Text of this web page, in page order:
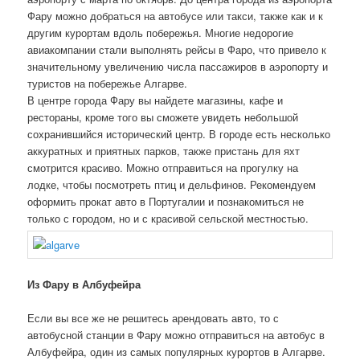
Фару можно добраться на автобусе или такси, также как и к
другим курортам вдоль побережья. Многие недорогие
авиакомпании стали выполнять рейсы в Фаро, что привело к
значительному увеличению числа пассажиров в аэропорту и
туристов на побережье Алгарве.
В центре города Фару вы найдете магазины, кафе и
рестораны, кроме того вы сможете увидеть небольшой
сохранившийся исторический центр. В городе есть несколько
аккуратных и приятных парков, также пристань для яхт
смотрится красиво. Можно отправиться на прогулку на
лодке, чтобы посмотреть птиц и дельфинов. Рекомендуем
оформить прокат авто в Португалии и познакомиться не
только с городом, но и с красивой сельской местностью.
Из Фару в Албуфейра
Если вы все же не решитесь арендовать авто, то с
автобусной станции в Фару можно отправиться на автобус в
Албуфейра, один из самых популярных курортов в Алгарве.